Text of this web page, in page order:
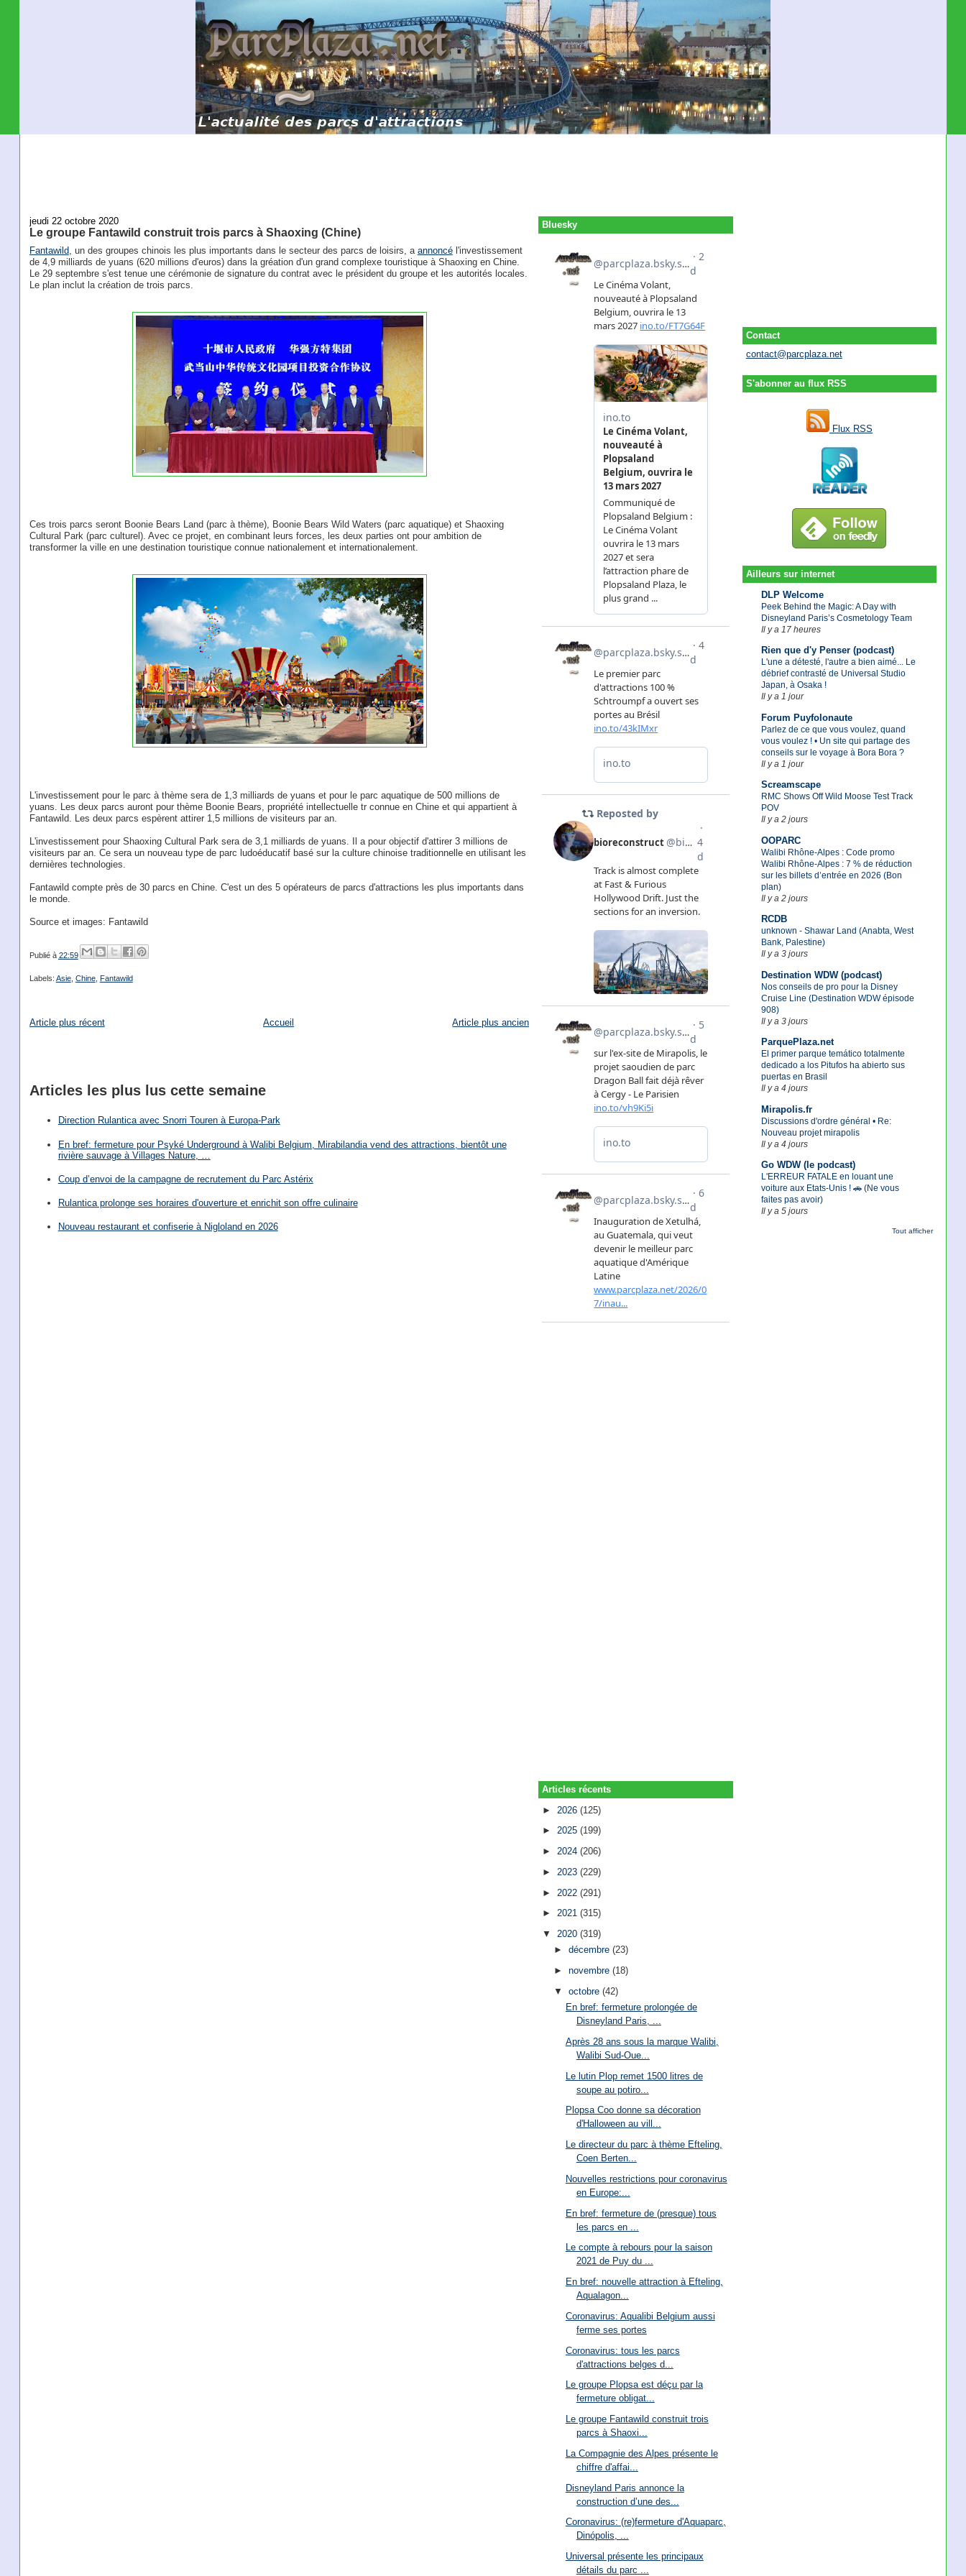
Contact
contact@parcplaza.net
S'abonner au flux RSS
Flux RSS
Ailleurs sur internet
DLP Welcome
Peek Behind the Magic: A Day with
Disneyland Paris’s Cosmetology Team
Il y a 17 heures
Rien que d'y Penser (podcast)
L'une a détesté, l'autre a bien aimé... Le
débrief contrasté de Universal Studio
Japan, à Osaka !
Il y a 1 jour
Forum Puyfolonaute
Parlez de ce que vous voulez, quand
vous voulez ! • Un site qui partage des
conseils sur le voyage à Bora Bora ?
Il y a 1 jour
Screamscape
RMC Shows Off Wild Moose Test Track
POV
Il y a 2 jours
OOPARC
Walibi Rhône-Alpes : Code promo
Walibi Rhône-Alpes : 7 % de réduction
sur les billets d’entrée en 2026 (Bon
plan)
Il y a 2 jours
RCDB
unknown - Shawar Land (Anabta, West
Bank, Palestine)
Il y a 3 jours
Destination WDW (podcast)
Nos conseils de pro pour la Disney
Cruise Line (Destination WDW épisode
908)
Il y a 3 jours
ParquePlaza.net
El primer parque temático totalmente
dedicado a los Pitufos ha abierto sus
puertas en Brasil
Il y a 4 jours
Mirapolis.fr
Discussions d'ordre général • Re:
Nouveau projet mirapolis
Il y a 4 jours
Go WDW (le podcast)
L'ERREUR FATALE en louant une
voiture aux Etats-Unis ! 🚗 (Ne vous
faites pas avoir)
Il y a 5 jours
Tout afficher
jeudi 22 octobre 2020
Le groupe Fantawild construit trois parcs à Shaoxing (Chine)
Fantawild, un des groupes chinois les plus importants dans le secteur des parcs de loisirs, a annoncél'investissement
de 4,9 milliards de yuans (620 millions d'euros) dans la gréation d'un grand complexe touristique à Shaoxing en Chine.
Le 29 septembre s'est tenue une cérémonie de signature du contrat avec le président du groupe et les autorités locales.
Le plan inclut la création de trois parcs.
Ces trois parcs seront Boonie Bears Land (parc à thème), Boonie Bears Wild Waters (parc aquatique) et Shaoxing
Cultural Park (parc culturel). Avec ce projet, en combinant leurs forces, les deux parties ont pour ambition de
transformer la ville en une destination touristique connue nationalement et internationalement.
L'investissement pour le parc à thème sera de 1,3 milliards de yuans et pour le parc aquatique de 500 millions de
yuans. Les deux parcs auront pour thème Boonie Bears, propriété intellectuelle tr connue en Chine et qui appartient à
Fantawild. Les deux parcs espèrent attirer 1,5 millions de visiteurs par an.
L'investissement pour Shaoxing Cultural Park sera de 3,1 milliards de yuans. Il a pour objectif d'attirer 3 millions de
visiteurs par an. Ce sera un nouveau type de parc ludoéducatif basé sur la culture chinoise traditionnelle en utilisant les
dernières technologies.
Fantawild compte près de 30 parcs en Chine. C'est un des 5 opérateurs de parcs d'attractions les plus importants dans
le monde.
Source et images: Fantawild
Publié à 22:59
Labels: Asie, Chine, Fantawild
Article plus récent Article plus ancien
Accueil
Articles les plus lus cette semaine
Direction Rulantica avec Snorri Touren à Europa-Park
En bref: fermeture pour Psyké Underground à Walibi Belgium, Mirabilandia vend des attractions, bientôt une
rivière sauvage à Villages Nature, …
Coup d’envoi de la campagne de recrutement du Parc Astérix
Rulantica prolonge ses horaires d'ouverture et enrichit son offre culinaire
Nouveau restaurant et confiserie à Nigloland en 2026
Bluesky
Articles récents
► 2026(125)
►2025(199)
►2024(206)
► 2023(229)
► 2022(291)
►2021(315)
▼2020(319)
► décembre (23)
► novembre (18)
▼ octobre (42)
En bref: fermeture prolongée de
Disneyland Paris, ...
Après 28 ans sous la marque Walibi,
Walibi Sud-Oue...
Le lutin Plop remet 1500 litres de
soupe au potiro...
Plopsa Coo donne sa décoration
d'Halloween au vill...
Le directeur du parc à thème Efteling,
Coen Berten...
Nouvelles restrictions pour coronavirus
en Europe:...
En bref: fermeture de (presque) tous
les parcs en ...
Le compte à rebours pour la saison
2021 de Puy du ...
En bref: nouvelle attraction à Efteling,
Aqualagon...
Coronavirus: Aqualibi Belgium aussi
ferme ses portes
Coronavirus: tous les parcs
d'attractions belges d...
Le groupe Plopsa est déçu par la
fermeture obligat...
Le groupe Fantawild construit trois
parcs à Shaoxi...
La Compagnie des Alpes présente le
chiffre d'affai...
Disneyland Paris annonce la
construction d’une des...
Coronavirus: (re)fermeture d'Aquaparc,
Dinópolis, ...
Universal présente les principaux
détails du parc ...